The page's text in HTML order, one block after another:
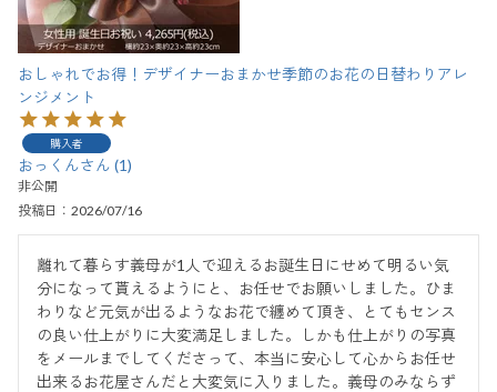
おしゃれでお得！デザイナーおまかせ季節のお花の日替わりアレ
ンジメント
購入者
おっくん 1
非公開
投稿日
2026/07/16
離れて暮らす義母が1人で迎えるお誕生日にせめて明るい気
分になって貰えるようにと、お任せでお願いしました。ひま
わりなど元気が出るようなお花で纏めて頂き、とてもセンス
の良い仕上がりに大変満足しました。しかも仕上がりの写真
をメールまでしてくださって、本当に安心して心からお任せ
出来るお花屋さんだと大変気に入りました。義母のみならず